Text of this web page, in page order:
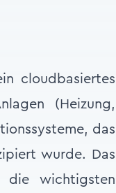
cloudbasiertes
(Heizung,
das
wurde. Das
die wichtigsten